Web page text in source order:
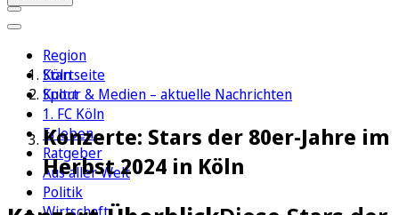
Region
Köln
Sport
1. FC Köln
Erleben
Ratgeber
Aus aller Welt
Politik
Startseite
Kultur & Medien – aktuelle Nachrichten
Konzerte: Stars der 80er-Jahre im
Herbst 2024 in Köln